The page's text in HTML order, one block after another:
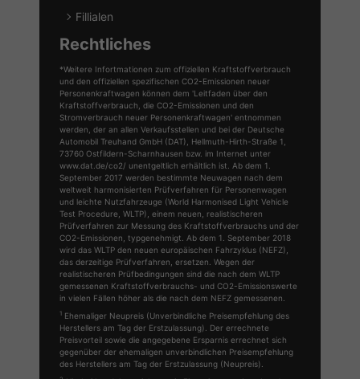
Fillialen
Rechtliches
*Weitere Infortmationen zum offiziellen Kraftstoffverbrauch
und den offiziellen spezifischen CO2-Emissionen neuer
Personenkraftwagen können dem 'Leitfaden über den
Kraftstoffverbrauch, die CO2-Emissionen und den
Stromverbrauch neuer Personenkraftwagen' entnommen
werden, der an allen Verkaufsstellen und bei der Deutsche
Automobil Treuhand GmbH (DAT), Hellmuth-Hirth-Straße 1,
73760 Ostfildern-Scharnhausen bzw. im Internet unter
www.dat.de/co2/ unentgeltlich erhältlich ist. Ab dem 1.
September 2017 werden bestimmte Neuwagen nach dem
weltweit harmonisierten Prüfverfahren für Personenwagen
und leichte Nutzfahrzeuge (World Harmonised Light Vehicle
Test Procedure, WLTP), einem neuen, realistischeren
Prüfverfahren zur Messung des Kraftstoffverbrauchs und der
CO2-Emissionen, typgenehmigt. Ab dem 1. September 2018
wird das WLTP den neuen europäischen Fahrzyklus (NEFZ),
das derzeitige Prüfverfahren, ersetzen. Wegen der
realistischeren Prüfbedingungen sind die nach dem WLTP
gemessenen Kraftstoffverbrauchs- und CO2-Emissionswerte
in vielen Fällen höher als die nach dem NEFZ gemessenen.
1 Ehemaliger Neupreis (Unverbindliche Preisempfehlung des
Herstellers am Tag der Erstzulassung). Der errechnete
Preisvorteil sowie die angegebene Ersparnis errechnet sich
gegenüber der ehemaligen unverbindlichen Preisempfehlung
des Herstellers am Tag der Erstzulassung (Neupreis).